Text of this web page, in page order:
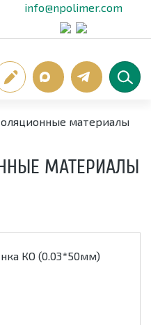
info@npolimer.com
материалы
МАТЕРИАЛЫ
КО (0.03*50мм)